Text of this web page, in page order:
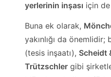
yerlerinin inşası için
Buna ek olarak,
yakınlığı da önemlidir;
(tesis inşaatı), Scheidt
Trützschler gibi